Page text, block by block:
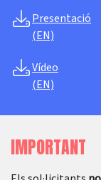
Presentació
(EN)
Vídeo
(EN)
IMPORTANT